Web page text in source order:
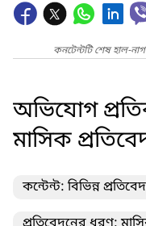
কনটেন্টটি শেষ হাল-
অভিযোগ
মাসিক
কন্টেন্ট: বিভিন্ন